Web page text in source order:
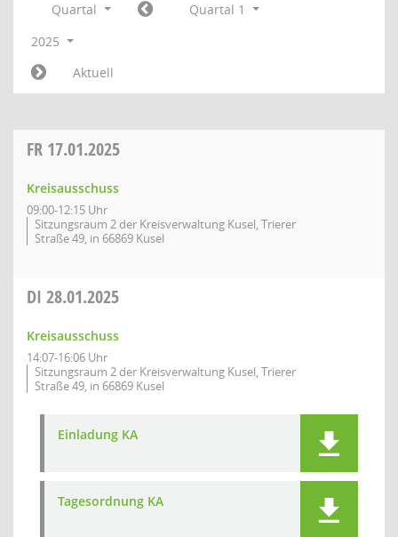
Quartal
Quartal 1
2025
Aktuell
FR 17.01.2025
Kreisausschuss
09:00-12:15 Uhr
Sitzungsraum 2 der Kreisverwaltung Kusel, Trierer
Straße 49, in 66869 Kusel
DI 28.01.2025
Kreisausschuss
14:07-16:06 Uhr
Sitzungsraum 2 der Kreisverwaltung Kusel, Trierer
Straße 49, in 66869 Kusel
Einladung KA
Tagesordnung KA